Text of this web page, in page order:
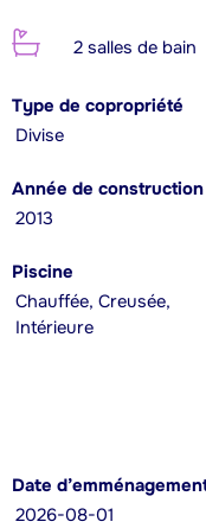
2 salles de bain
Type de copropriété
Divise
Année de construction
2013
Piscine
Chauffée, Creusée,
Intérieure
Date
2026-08-01